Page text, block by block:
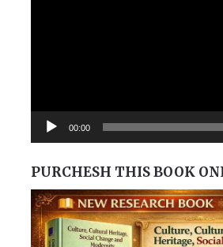
00:00
PURCHESH THIS BOOK